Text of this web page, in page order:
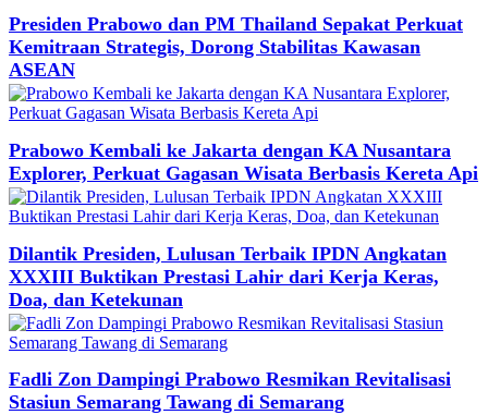
Presiden Prabowo dan PM Thailand Sepakat Perkuat
Kemitraan Strategis, Dorong Stabilitas Kawasan
ASEAN
Prabowo Kembali ke Jakarta dengan KA Nusantara
Explorer, Perkuat Gagasan Wisata Berbasis Kereta Api
Dilantik Presiden, Lulusan Terbaik IPDN Angkatan
XXXIII Buktikan Prestasi Lahir dari Kerja Keras,
Doa, dan Ketekunan
Fadli Zon Dampingi Prabowo Resmikan Revitalisasi
Stasiun Semarang Tawang di Semarang